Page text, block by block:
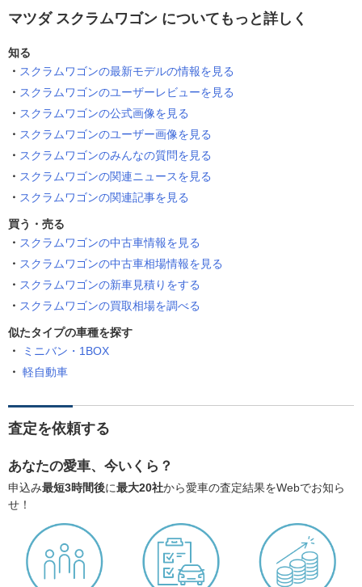
マツダ スクラムワゴン についてもっと詳しく
知る
スクラムワゴンの最新モデルの情報を見る
スクラムワゴンのユーザーレビューを見る
スクラムワゴンの公式画像を見る
スクラムワゴンのユーザー画像を見る
スクラムワゴンのみんなの質問を見る
スクラムワゴンの関連ニュースを見る
スクラムワゴンの関連記事を見る
買う・売る
スクラムワゴンの中古車情報を見る
スクラムワゴンの中古車相場情報を見る
スクラムワゴンの新車見積りをする
スクラムワゴンの買取相場を調べる
似たタイプの車種を探す
ミニバン・1BOX
軽自動車
査定を依頼する
あなたの愛車、今いくら？
申込み最短3時間後に最大20社から愛車の査定結果をWebでお知ら
せ！